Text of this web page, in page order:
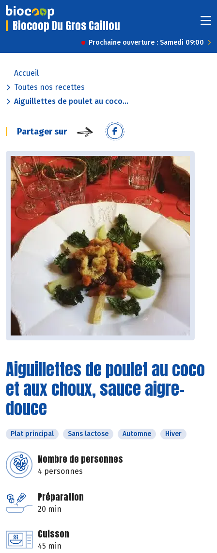
Biocoop Du Gros Caillou
Prochaine ouverture : Samedi 09:00
Accueil
Toutes nos recettes
Aiguillettes de poulet au coco...
Partager sur
Aiguillettes de poulet au coco
et aux choux, sauce aigre-
douce
Plat principal Sans lactose Automne Hiver
Nombre de personnes
4 personnes
Préparation
20 min
Cuisson
45 min